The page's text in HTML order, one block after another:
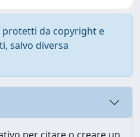
protetti da copyright e
salvo diversa